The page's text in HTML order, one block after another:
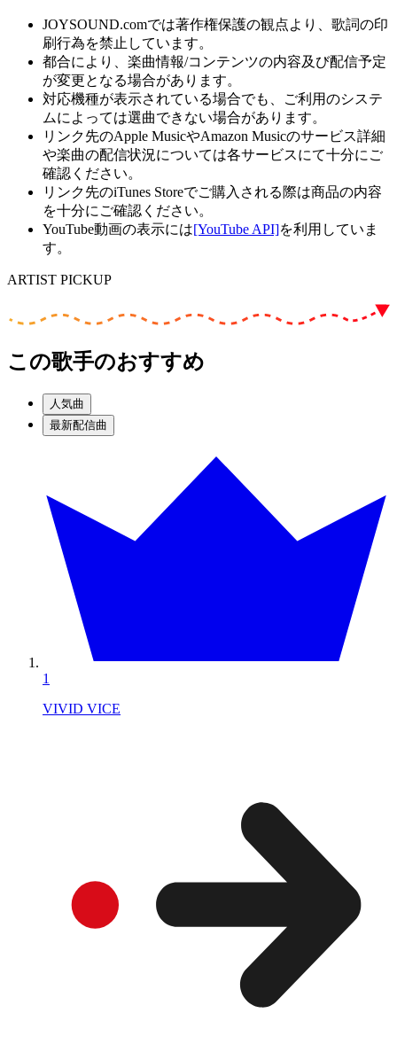
JOYSOUND.comでは著作権保護の観点より、歌詞の印
刷行為を禁止しています。
都合により、楽曲情報/コンテンツの内容及び配信予定
が変更となる場合があります。
対応機種が表示されている場合でも、ご利用のシステ
ムによっては選曲できない場合があります。
リンク先のApple MusicやAmazon Musicのサービス詳細
や楽曲の配信状況については各サービスにて十分にご
確認ください。
リンク先のiTunes Storeでご購入される際は商品の内容
を十分にご確認ください。
YouTube動画の表示には[YouTube API]を利用していま
す。
ARTIST PICKUP
この歌手のおすすめ
人気曲
最新配信曲
1
VIVID VICE